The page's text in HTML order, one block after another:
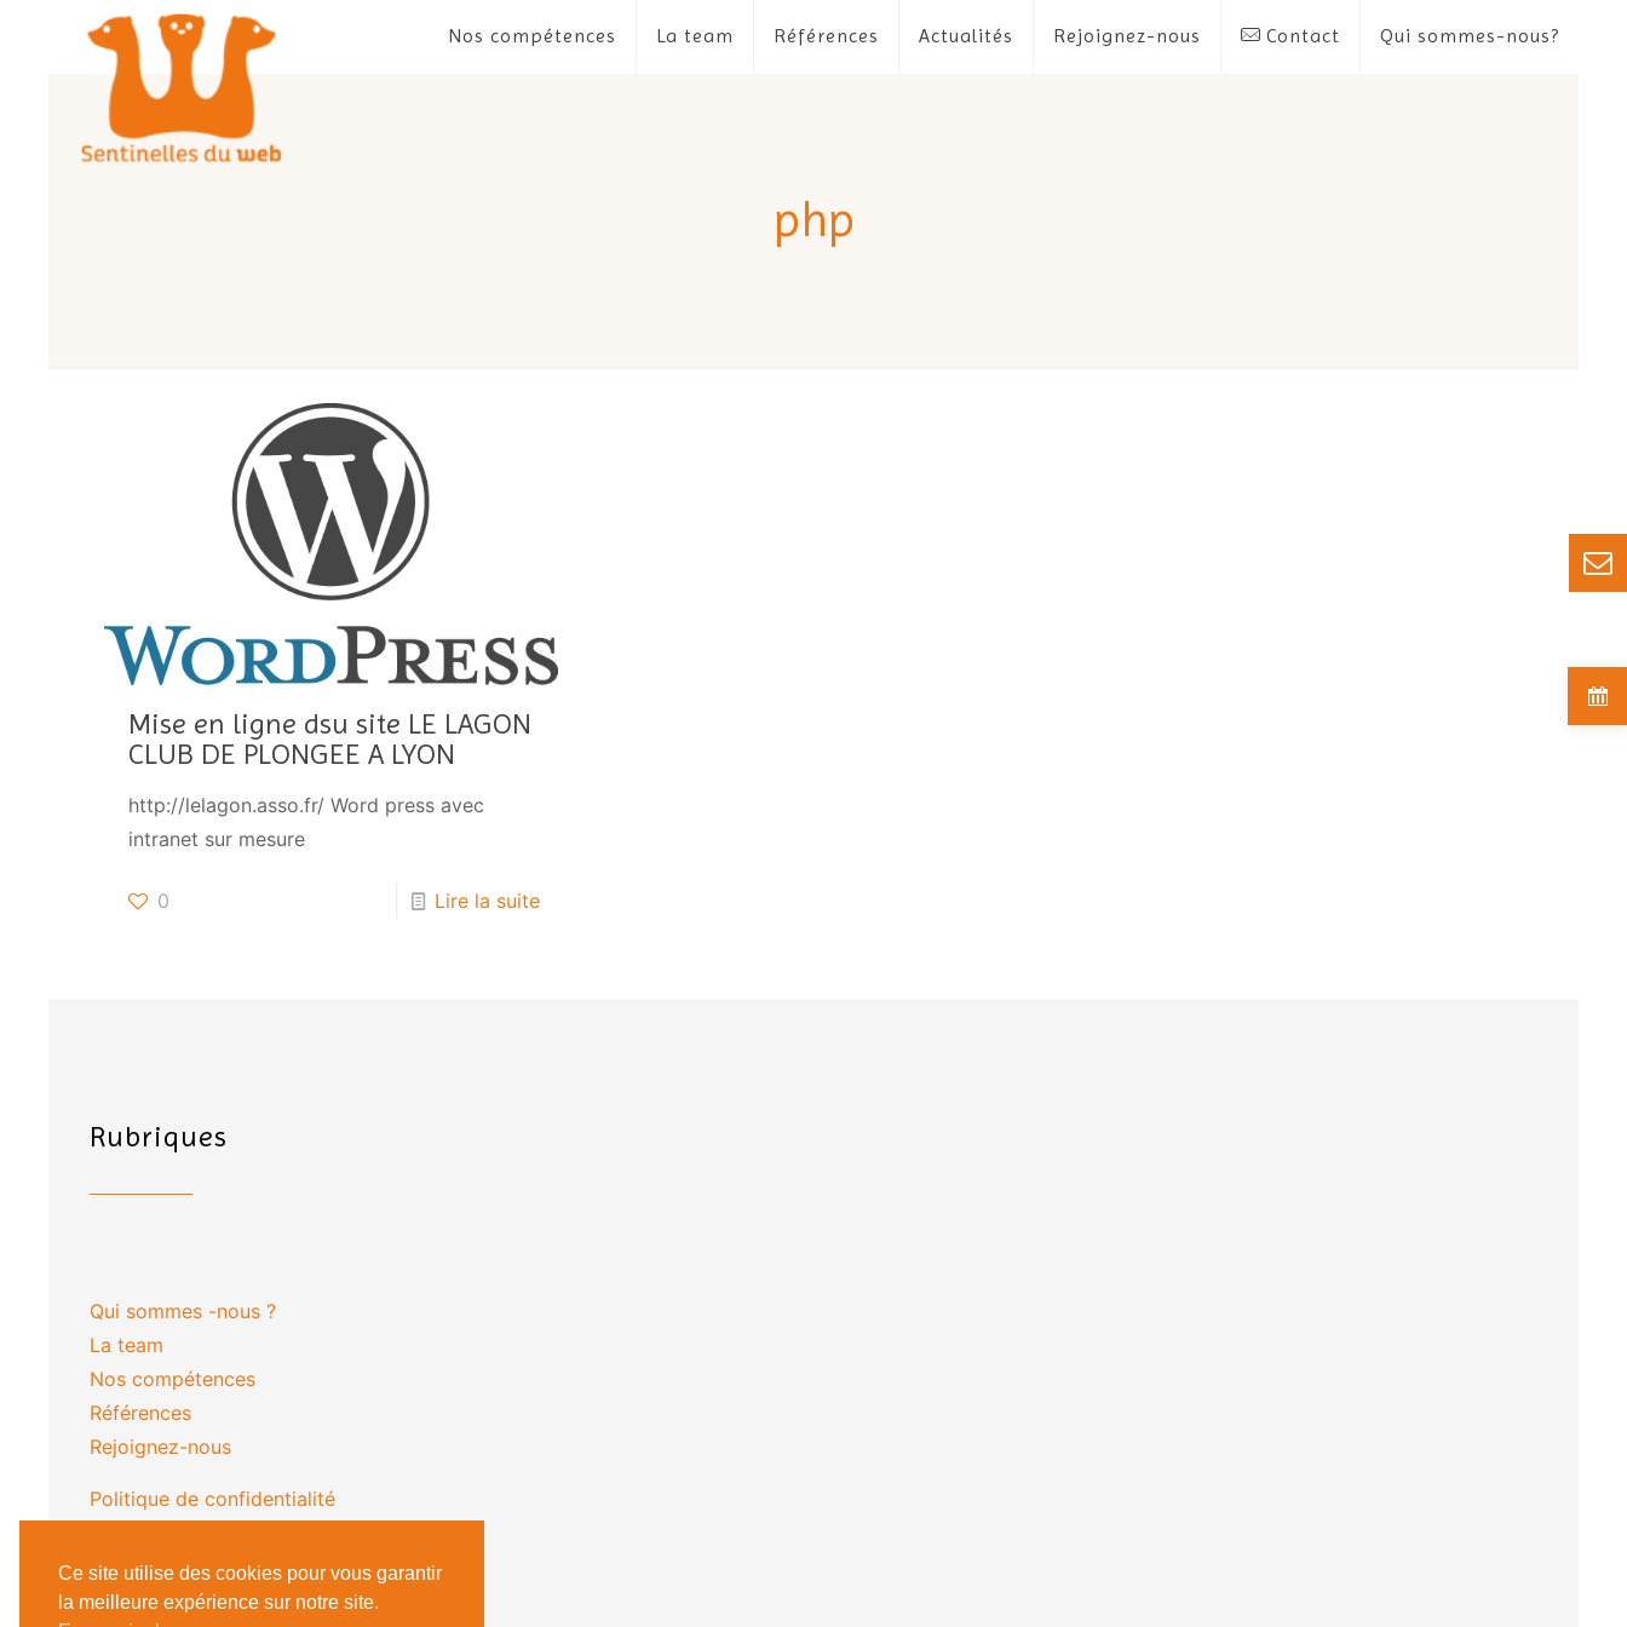
Nos compétences La team Références Actualités Rejoignez-nous Contact Qui sommes-nous?
php
Mise en ligne dsu site LE LAGON
CLUB DE PLONGEE A LYON
http://lelagon.asso.fr/ Word press avec
intranet sur mesure
0 Lire la suite
Rubriques
Qui sommes -nous ?
La team
Nos compétences
Références
Rejoignez-nous
Politique de confidentialité
Ce site utilise des cookies pour vous garantir
la meilleure expérience sur notre site.